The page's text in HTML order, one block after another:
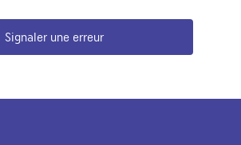
Signaler une erreur